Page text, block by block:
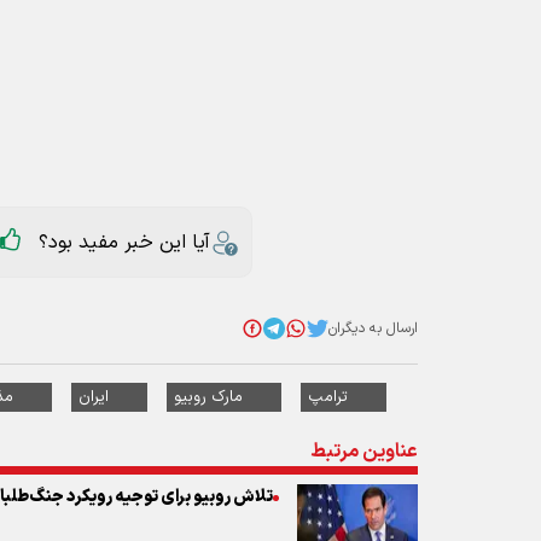
مارک روبیو ایران
تلاش روبیو برای توجیه رویکرد